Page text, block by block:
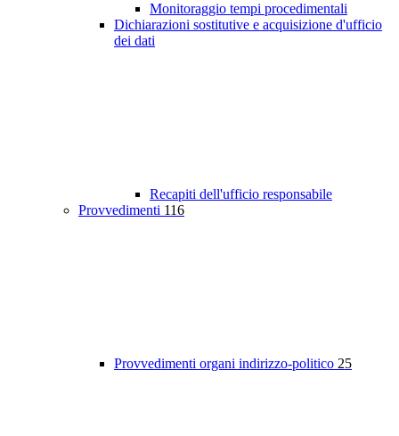
Monitoraggio tempi procedimentali
Dichiarazioni sostitutive e acquisizione d'ufficio
dei dati
Recapiti dell'ufficio responsabile
Provvedimenti 116
Provvedimenti organi indirizzo-politico 25